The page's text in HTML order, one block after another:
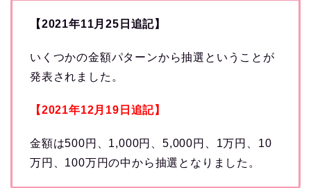
【2021年11月25日追記】
いくつかの金額パターンから抽選ということが
発表されました。
【2021年12月19日追記】
金額は500円、1,000円、5,000円、1万円、10
万円、100万円の中から抽選となりました。